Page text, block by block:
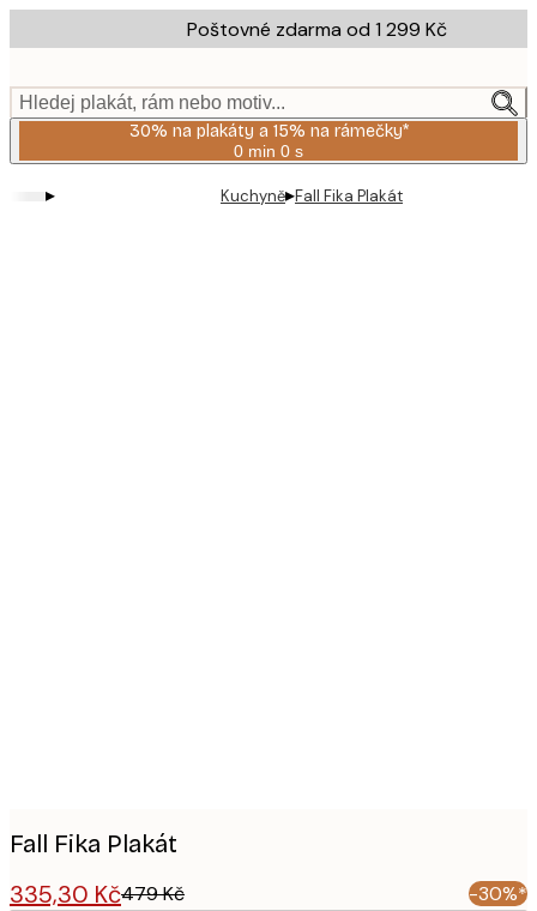
to
content.
Poštovné zdarma od 1 299 Kč
Hledej plakát, rám nebo motiv...
30% na plakáty a 15% na rámečky*
0 min 0 s
Platné
2026-
▸ Kuchyně▸Fall Fika Plakát
Fall Fika Plakát
335,30 Kč479 Kč -30%*